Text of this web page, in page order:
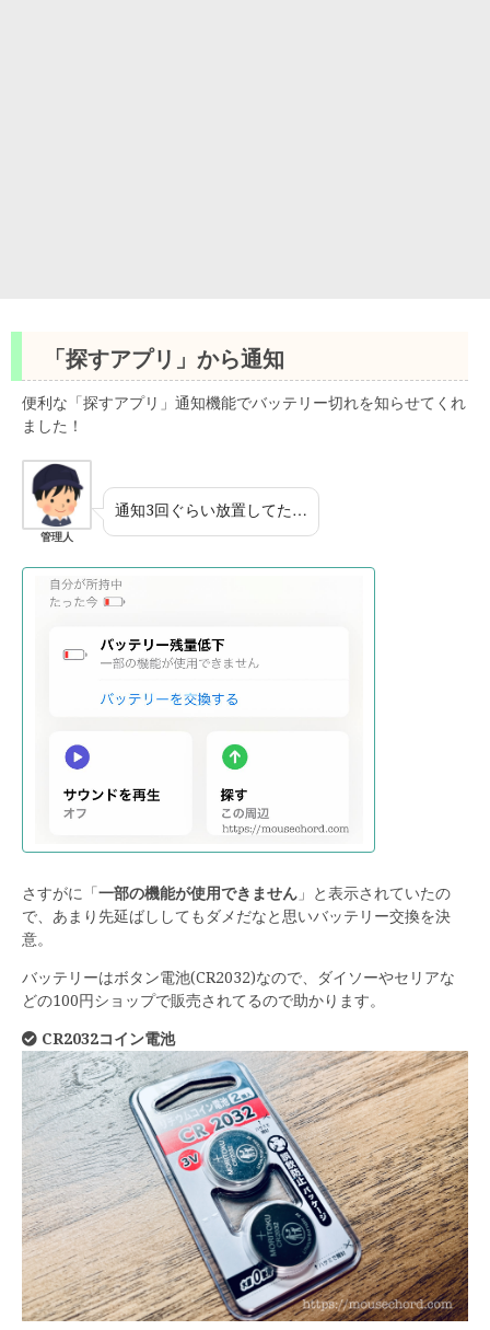
「探すアプリ」から通知
便利な「探すアプリ」通知機能でバッテリー切れを知らせてくれ
ました！
管理人
通知3回ぐらい放置してた…
さすがに「 一部の機能が使用できません 」と表示されていたの
で、あまり先延ばししてもダメだなと思いバッテリー交換を決
意。
バッテリーはボタン電池(CR2032)なので、ダイソーやセリアな
どの100円ショップで販売されてるので助かります。
CR2032コイン電池